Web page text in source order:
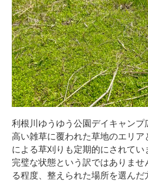
利根川ゆうゆう公園デイキャン
高い雑草に覆われた草地のエリ
による草刈りも定期的にされて
完璧な状態という訳ではありま
る程度、整えられた場所を選んだ